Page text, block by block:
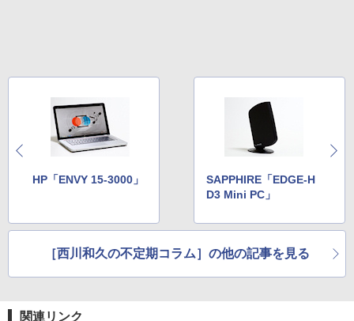
HP「ENVY 15-3000」
SAPPHIRE「EDGE-H
D3 Mini PC」
［西川和久の不定期コラム］の他の記事を見る
関連リンク